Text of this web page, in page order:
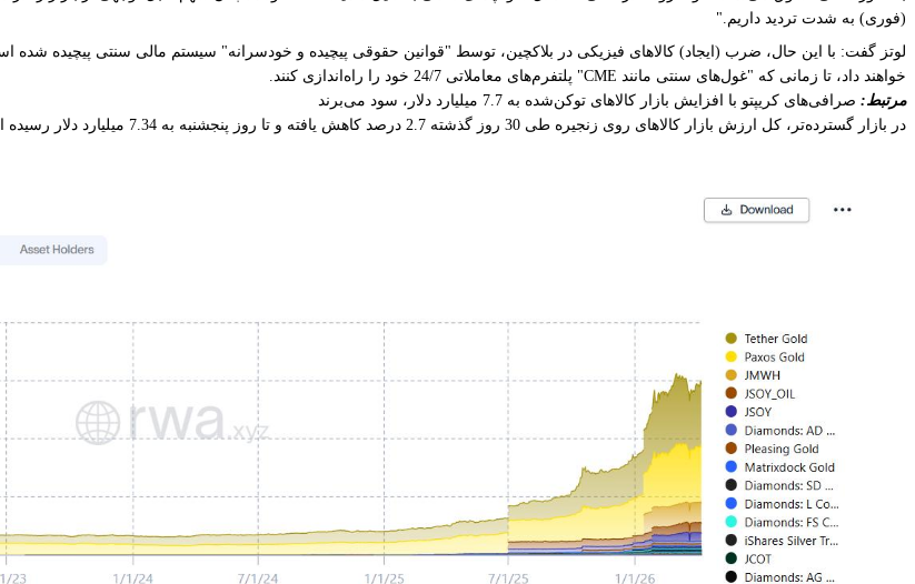
(فوری) به شدت تردید داریم."
لوتز گفت: با این حال، ضرب (ایجاد) کالاهای فیزیکی در بلاکچین، توسط "قوانین حقوقی پیچیده و خودسرانه" سیستم مالی سنتی پیچیده
خواهند داد، تا زمانی که "غول‌های سنتی مانند CME" پلتفرم‌های معاملاتی 24/7 خود را راه‌اندازی کنند.
مرتبط: صرافی‌های کریپتو با افزایش بازار کالاهای توکن‌شده به 7.7 میلیارد دلار، سود می‌برند
در بازار گسترده‌تر، کل ارزش بازار کالاهای روی زنجیره طی 30 روز گذشته 2.7 درصد کاهش یافته و تا روز پنجشنبه به 7.34 میلیارد دلار رسیده است، این آمار طبق داده‌های گردآورنده داده RWA.xyz است.